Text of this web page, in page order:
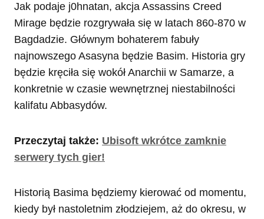
Jak podaje j0hnatan, akcja Assassins Creed
Mirage będzie rozgrywała się w latach 860-870 w
Bagdadzie. Głównym bohaterem fabuły
najnowszego Asasyna będzie Basim. Historia gry
będzie kręciła się wokół Anarchii w Samarze, a
konkretnie w czasie wewnętrznej niestabilności
kalifatu Abbasydów.
Przeczytaj także: Ubisoft wkrótce zamknie
serwery tych gier!
Historią Basima będziemy kierować od momentu,
kiedy był nastoletnim złodziejem, aż do okresu, w